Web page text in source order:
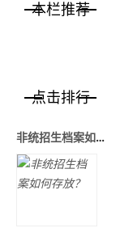
本栏推荐
点击排行
非统招生档案如何存放？